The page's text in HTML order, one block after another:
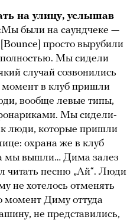
на улицу, услышав
были на саундчеке —
просто вырубили
полностью. Мы сидели
случай созвонились
момент в клуб пришли
вообще левые типы,
Мы сидели-
люди, которые пришли
охрана же в клуб
мы вышли… Дима залез
читать песню „Ай“. Люди
не хотелось отменять
момент Диму оттуда
не представились,